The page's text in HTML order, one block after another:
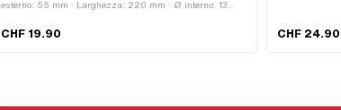
esterno: 55 mm · Larghezza: 220 mm · Ø interno: 13
CHF 19.90
mm · Colore:
CHF 24.90